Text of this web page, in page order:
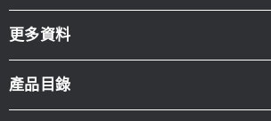
更多資料
產品目錄